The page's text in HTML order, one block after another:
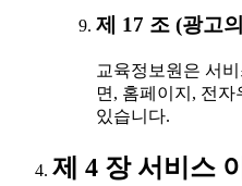
제 17 조 (광고
교육정보원은 서
면, 홈페이지, 전
있습니다.
제 4 장 서비스